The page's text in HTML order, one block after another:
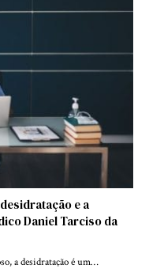
e a
Daniel Tarciso da
a desidratação é um…